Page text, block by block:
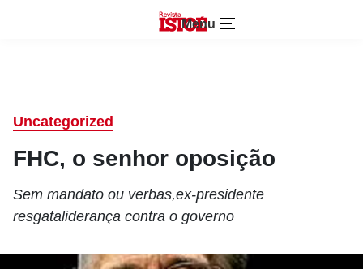
Menu
Uncategorized
FHC, o senhor oposição
Sem mandato ou verbas,ex-presidente
resgataliderança contra o governo